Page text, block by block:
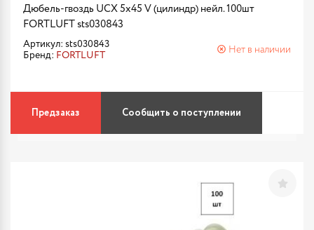
Дюбель-гвоздь UCX 5х45 V (цилиндр) нейл. 100шт
FORTLUFT sts030843
Артикул: sts030843
Бренд: FORTLUFT
Нет в наличии
Предзаказ Сообщить о поступлении